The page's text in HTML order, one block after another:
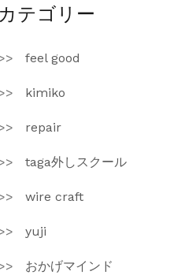
テゴリー
feel good
kimiko
repair
taga外しスクール
wire craft
yuji
おかげマインド